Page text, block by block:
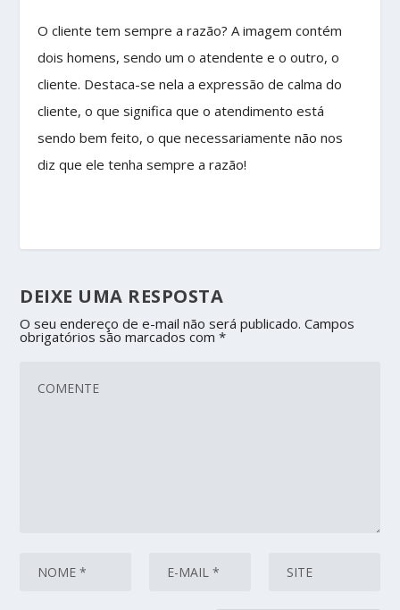
O cliente tem sempre a razão? A imagem contém
dois homens, sendo um o atendente e o outro, o
cliente. Destaca-se nela a expressão de calma do
cliente, o que significa que o atendimento está
sendo bem feito, o que necessariamente não nos
diz que ele tenha sempre a razão!
DEIXE UMA RESPOSTA
O seu endereço de e-mail não será publicado. Campos
obrigatórios são marcados com*